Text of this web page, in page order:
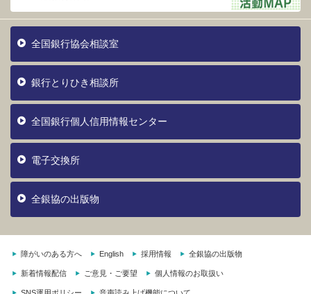
全国銀行協会相談室
銀行とりひき相談所
全国銀行個人信用情報センター
電子交換所
全銀協の出版物
障がいのある方へ English 採用情報 全銀協の出版物
新着情報配信 ご意見・ご要望 個人情報のお取扱い